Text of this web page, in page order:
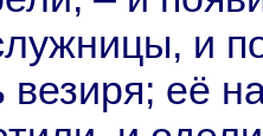
и
везиря; её